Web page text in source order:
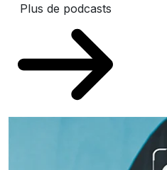
Plus de podcasts